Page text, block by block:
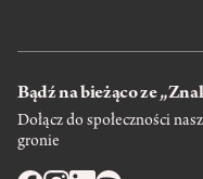
Bądź na bieżąco ze
Dołącz do społeczności
gronie